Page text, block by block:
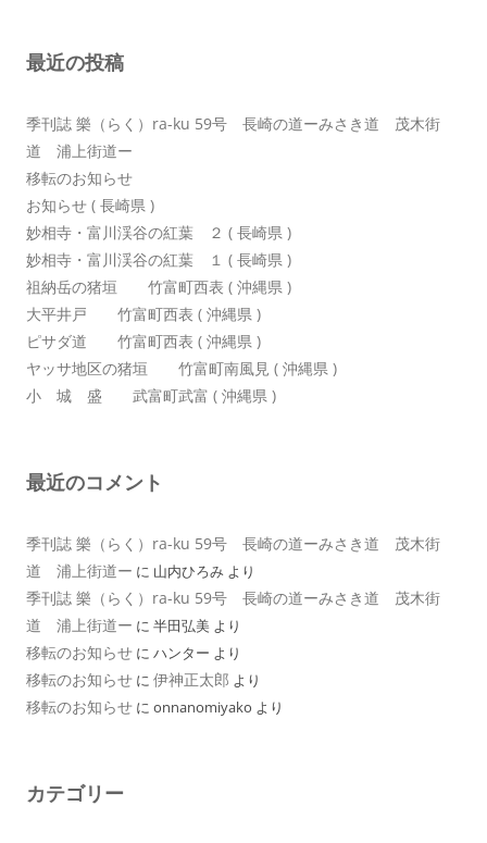
ン
最近の投稿
季刊誌 樂（らく）ra-ku 59号 長崎の道ーみさき道 茂木街
道 浦上街道ー
移転のお知らせ
お知らせ ( 長崎県 )
妙相寺・富川渓谷の紅葉 ２ ( 長崎県 )
妙相寺・富川渓谷の紅葉 １ ( 長崎県 )
祖納岳の猪垣 竹富町西表 ( 沖縄県 )
大平井戸 竹富町西表 ( 沖縄県 )
ピサダ道 竹富町西表 ( 沖縄県 )
ヤッサ地区の猪垣 竹富町南風見 ( 沖縄県 )
小 城 盛 武富町武富 ( 沖縄県 )
最近のコメント
季刊誌 樂（らく）ra-ku 59号 長崎の道ーみさき道 茂木街
道 浦上街道ー に 山内ひろみ より
季刊誌 樂（らく）ra-ku 59号 長崎の道ーみさき道 茂木街
道 浦上街道ー に 半田弘美 より
移転のお知らせ に ハンター より
移転のお知らせ に 伊神正太郎 より
移転のお知らせ に onnanomiyako より
カテゴリー